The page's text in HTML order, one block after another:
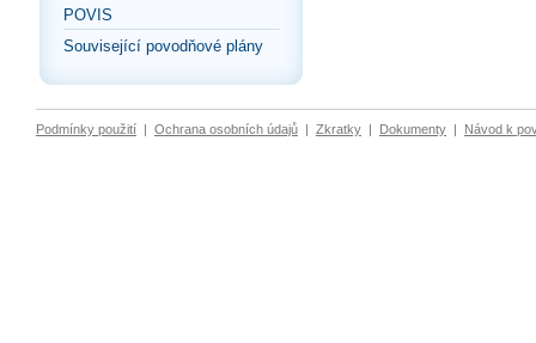
POVIS
Související povodňové plány
Podmínky použití | Ochrana osobních údajů | Zkratky | Dokumenty | Návod k